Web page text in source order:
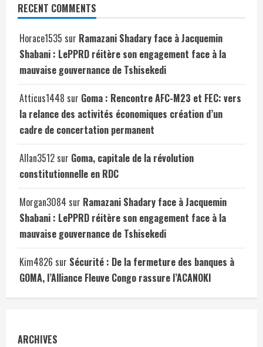
RECENT COMMENTS
Horace1535 sur Ramazani Shadary face à Jacquemin
Shabani : LePPRD réitère son engagement face à la
mauvaise gouvernance de Tshisekedi
Atticus1448 sur Goma : Rencontre AFC-M23 et FEC: vers
la relance des activités économiques création d’un
cadre de concertation permanent
Allan3512 sur Goma, capitale de la révolution
constitutionnelle en RDC
Morgan3084 sur Ramazani Shadary face à Jacquemin
Shabani : LePPRD réitère son engagement face à la
mauvaise gouvernance de Tshisekedi
Kim4826 sur Sécurité : De la fermeture des banques à
GOMA, l’Alliance Fleuve Congo rassure l’ACANOKI
ARCHIVES